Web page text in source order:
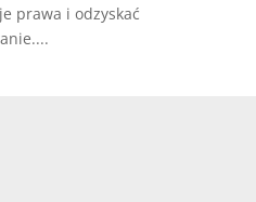
prawa i odzyskać